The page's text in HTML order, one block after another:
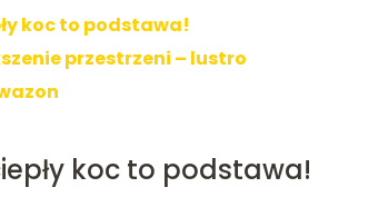
koc to podstawa!
przestrzeni – lustro
koc to podstawa!